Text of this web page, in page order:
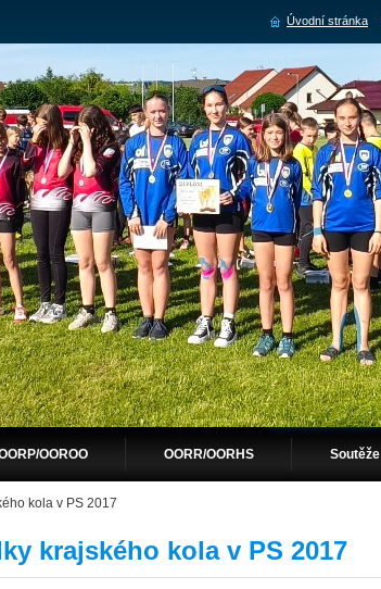
OOROO OORR/OORHS Soutěže
kola v PS 2017
krajského kola v PS 2017
Úvodní stránka